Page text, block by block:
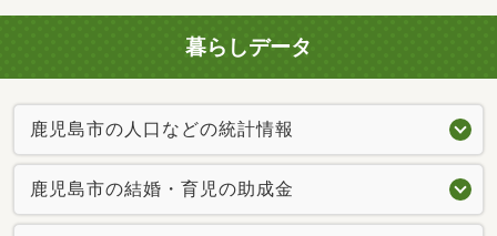
暮らしデータ
鹿児島市の人口などの統計情報
鹿児島市の結婚・育児の助成金